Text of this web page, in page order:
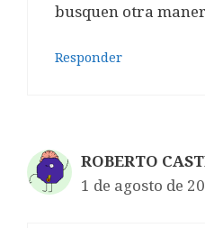
busquen otra
Responder
ROBERTO
1 de agosto de